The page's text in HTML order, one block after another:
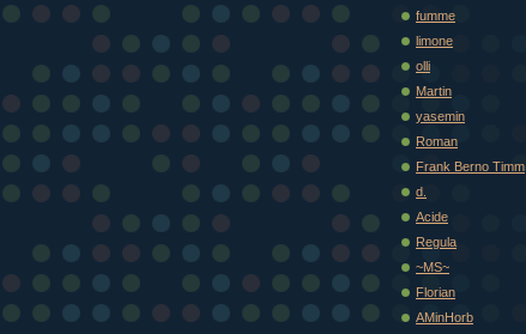
fumme
limone
olli
Martin
yasemin
Roman
Frank Berno Timm
d.
Acide
Regula
~MS~
Florian
AMinHorb